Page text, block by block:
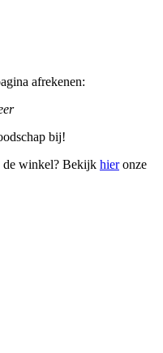
afrekenen:
bij!
de winkel? Bekijk hieronze